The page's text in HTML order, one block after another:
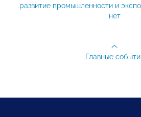
развитие промышленности и
нет
Главные